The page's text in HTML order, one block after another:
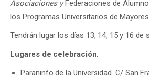
Asociaciones yFederaciones de
los Programas Universitarios de
Tendrán lugar los días 13, 14, 15 y 16 de
Lugares de celebración:
Paraninfo de la Universidad. C/ San